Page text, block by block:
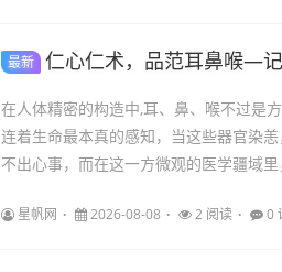
最新 仁心仁术，品范耳鼻喉—
在人体精密的构造中,耳、鼻、喉不过是
连着生命最本真的感知，当这些器官染
不出心事，而在这一方微观的医学疆域里
星帆网 2026-08-08 2 阅读 0